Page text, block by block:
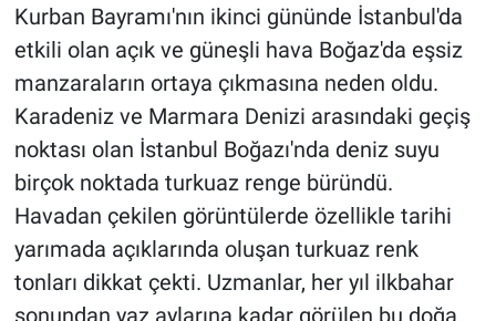
Kurban Bayramı'nın ikinci gününde İstanbul'da
etkili olan açık ve güneşli hava Boğaz'da eşsiz
manzaraların ortaya çıkmasına neden oldu.
Karadeniz ve Marmara Denizi arasındaki geçiş
noktası olan İstanbul Boğazı'nda deniz suyu
birçok noktada turkuaz renge büründü.
Havadan çekilen görüntülerde özellikle tarihi
yarımada açıklarında oluşan turkuaz renk
tonları dikkat çekti. Uzmanlar, her yıl ilkbahar